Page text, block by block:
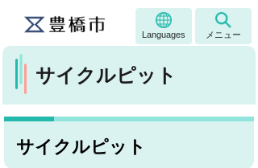
Languages メニュー
サイクルピット
サイクルピット